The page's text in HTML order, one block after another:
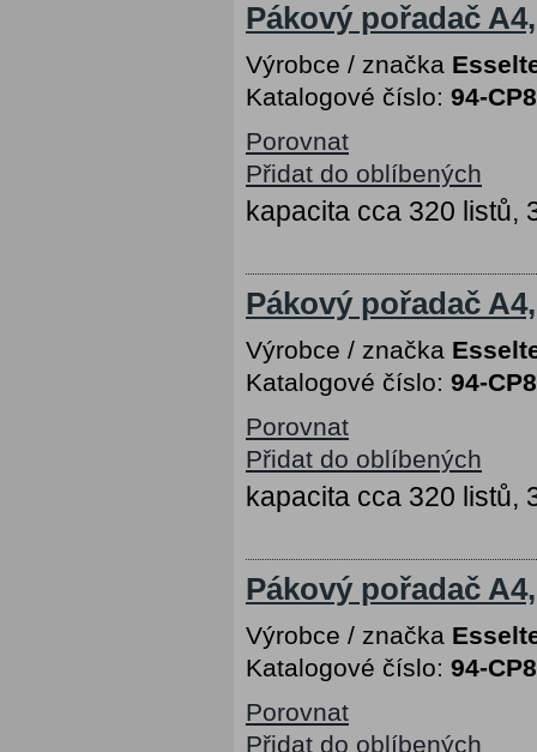
Pákový pořadač
Výrobce / značka
Katalogové číslo: 94-
Porovnat
Přidat do oblíbených
kapacita cca 320 listů,
Pákový pořadač
Výrobce / značka
Katalogové číslo: 94-
Porovnat
Přidat do oblíbených
kapacita cca 320 listů,
Pákový pořadač
Výrobce / značka
Katalogové číslo: 94-
Porovnat
Přidat do oblíbených